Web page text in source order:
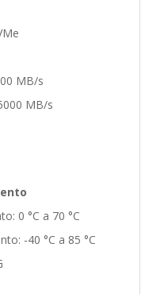
MB/s
MB/s
0 °C a 70 °C
-40 °C a 85 °C